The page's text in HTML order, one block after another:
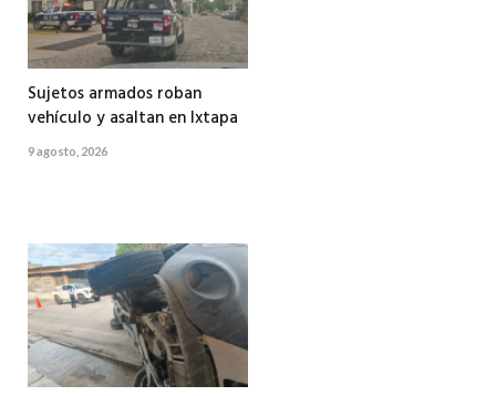
Sujetos armados roban
vehículo y asaltan en Ixtapa
9 agosto, 2026